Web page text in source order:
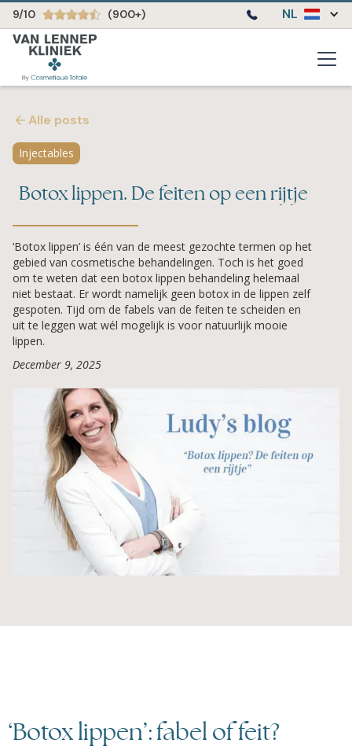
9/10 (900+) NL
Alle posts
Injectables
Botox lippen. De feiten op een rijtje
‘Botox lippen’ is één van de meest gezochte termen op het
gebied van cosmetische behandelingen. Toch is het goed
om te weten dat een botox lippen behandeling helemaal
niet bestaat. Er wordt namelijk geen botox in de lippen zelf
gespoten. Tijd om de fabels van de feiten te scheiden en
uit te leggen wat wél mogelijk is voor natuurlijk mooie
lippen.
December 9, 2025
‘Botox lippen’: fabel of feit?